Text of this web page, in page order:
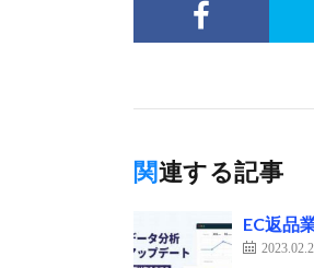
関連する記事
EC返品